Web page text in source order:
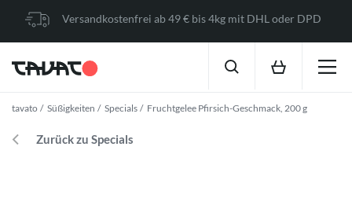
Versandkostenfrei ab 49 € bis 4kg mit DHL oder DPD
tavato Süßigkeiten Specials Fruchtgelee Pfirsich-Geschmack, 200 g
Zurück zu Specials